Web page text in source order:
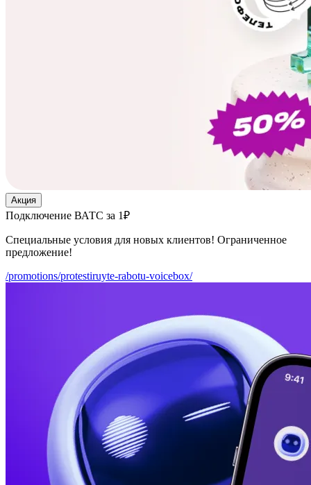
Акция
Подключение ВАТС за 1₽
Специальные условия для новых клиентов! Ограниченное
предложение!
/promotions/protestiruyte-rabotu-voicebox/